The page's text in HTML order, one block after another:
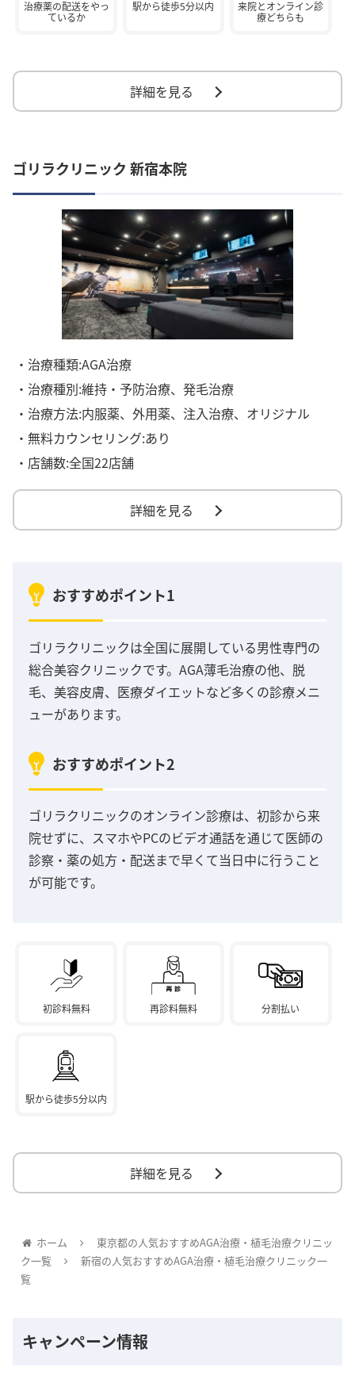
治療薬の配送をやっ
ているか
駅から徒歩5分以内
来院とオンライン診
療どちらも
詳細を見る
ゴリラクリニック 新宿本院
・治療種類:AGA治療
・治療種別:維持・予防治療、発毛治療
・治療方法:内服薬、外用薬、注入治療、オリジナル
・無料カウンセリング:あり
・店舗数:全国22店舗
詳細を見る
おすすめポイント1
ゴリラクリニックは全国に展開している男性専門の
総合美容クリニックです。AGA薄毛治療の他、脱
毛、美容皮膚、医療ダイエットなど多くの診療メニ
ューがあります。
おすすめポイント2
ゴリラクリニックのオンライン診療は、初診から来
院せずに、スマホやPCのビデオ通話を通じて医師の
診察・薬の処方・配送まで早くて当日中に行うこと
が可能です。
初診料無料 再診料無料 分割払い
駅から徒歩5分以内
詳細を見る
ホーム
東京都の人気おすすめAGA治療・植毛治療クリニッ
ク一覧
新宿の人気おすすめAGA治療・植毛治療クリニック一
覧
キャンペーン情報